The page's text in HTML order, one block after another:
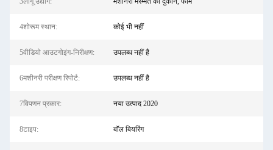
4शोरूम स्थान: कोई भी नहीं
5वीडियो आउटगोइंग-निरीक्षण: उपलब्ध नहीं है
6मशीनरी परीक्षण रिपोर्ट: उपलब्ध नहीं है
7विपणन प्रकार: नया उत्पाद 2020
8टाइप: बॉल बियरिंग